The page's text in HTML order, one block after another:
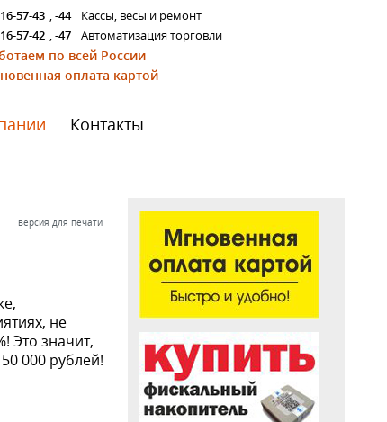
57-43 ,-44
Кассы, весы и ремонт
57-42 ,-47 Автоматизация торговли
по всей России
оплата картой
Контакты
версия для печати
не
Это значит,
000 рублей!